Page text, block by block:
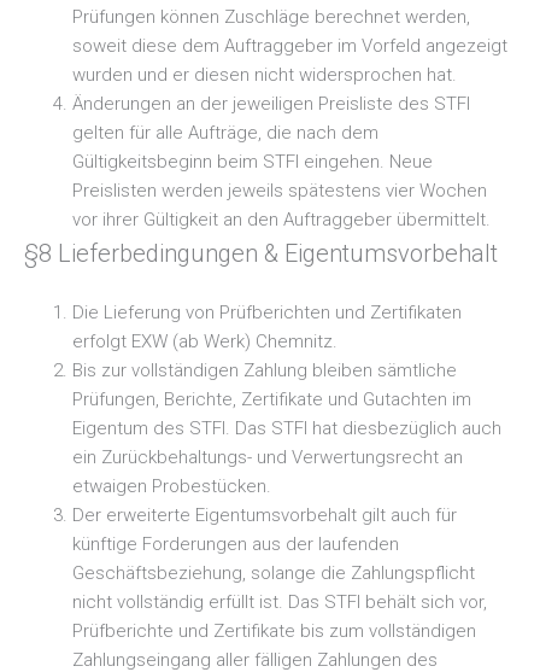
Prüfungen können Zuschläge berechnet werden,
soweit diese dem Auftraggeber im Vorfeld angezeigt
wurden und er diesen nicht widersprochen hat.
Änderungen an der jeweiligen Preisliste des STFI
gelten für alle Aufträge, die nach dem
Gültigkeitsbeginn beim STFI eingehen. Neue
Preislisten werden jeweils spätestens vier Wochen
vor ihrer Gültigkeit an den Auftraggeber übermittelt.
§8 Lieferbedingungen & Eigentumsvorbehalt
Die Lieferung von Prüfberichten und Zertifikaten
erfolgt EXW (ab Werk) Chemnitz.
Bis zur vollständigen Zahlung bleiben sämtliche
Prüfungen, Berichte, Zertifikate und Gutachten im
Eigentum des STFI. Das STFI hat diesbezüglich auch
ein Zurückbehaltungs- und Verwertungsrecht an
etwaigen Probestücken.
Der erweiterte Eigentumsvorbehalt gilt auch für
künftige Forderungen aus der laufenden
Geschäftsbeziehung, solange die Zahlungspflicht
nicht vollständig erfüllt ist. Das STFI behält sich vor,
Prüfberichte und Zertifikate bis zum vollständigen
Zahlungseingang aller fälligen Zahlungen des